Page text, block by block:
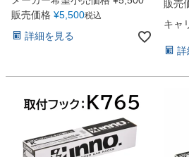
販売価格 ¥5,500税込
詳細を見る
販売
キャ
詳